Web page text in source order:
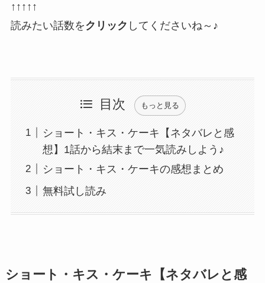
↑↑↑↑↑
読みたい話数をクリック してくださいね～♪
目次 もっと見る
ショート・キス・ケーキ【ネタバレと感
想】1話から結末まで一気読みしよう♪
ショート・キス・ケーキの感想まとめ
無料試し読み
ショート・キス・ケーキ【ネタバレと感